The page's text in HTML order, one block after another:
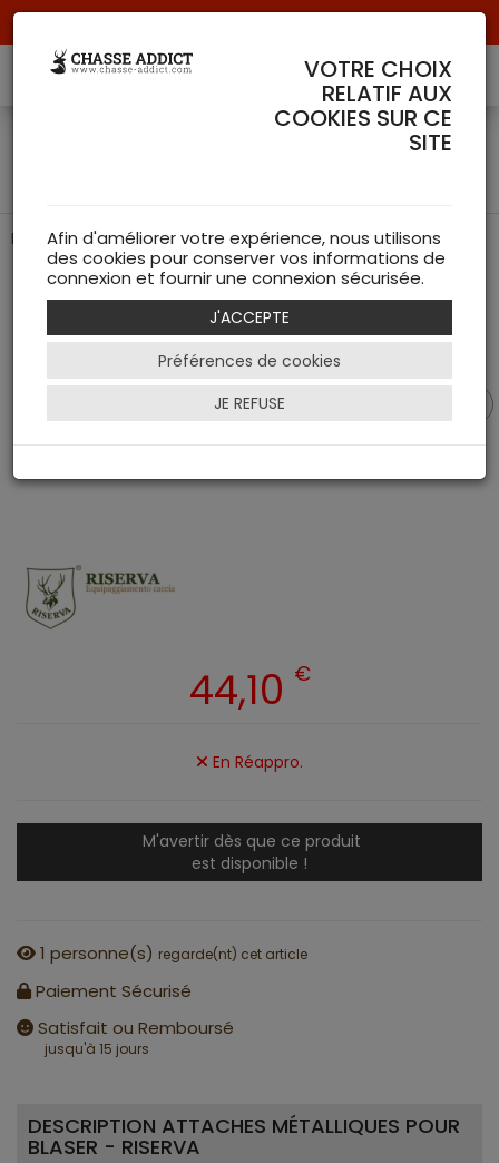
Attaches Métalliques pour
Fonctionnalité et Sécurité
44,10 €
En Réappro.
M'avertir dès que ce produit
est disponible !
1 personne(s) regarde(nt) cet article
Paiement Sécurisé
Satisfait ou Remboursé
jusqu'à 15 jours
DESCRIPTION ATTACHES MÉTALLIQUES POUR
BLASER - RISERVA
VOTRE CHOIX
RELATIF AUX
COOKIES SUR CE
SITE
Afin d'améliorer votre expérience, nous utilisons
des cookies pour conserver vos informations de
connexion et fournir une connexion sécurisée.
J'ACCEPTE
Préférences de cookies
JE REFUSE